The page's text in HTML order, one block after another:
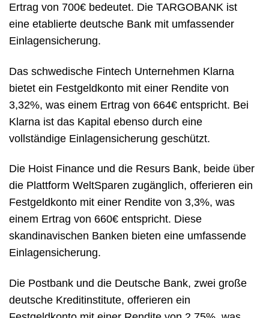
Ertrag von 700€ bedeutet. Die TARGOBANK ist
eine etablierte deutsche Bank mit umfassender
Einlagensicherung.
Das schwedische Fintech Unternehmen Klarna
bietet ein Festgeldkonto mit einer Rendite von
3,32%, was einem Ertrag von 664€ entspricht. Bei
Klarna ist das Kapital ebenso durch eine
vollständige Einlagensicherung geschützt.
Die Hoist Finance und die Resurs Bank, beide über
die Plattform WeltSparen zugänglich, offerieren ein
Festgeldkonto mit einer Rendite von 3,3%, was
einem Ertrag von 660€ entspricht. Diese
skandinavischen Banken bieten eine umfassende
Einlagensicherung.
Die Postbank und die Deutsche Bank, zwei große
deutsche Kreditinstitute, offerieren ein